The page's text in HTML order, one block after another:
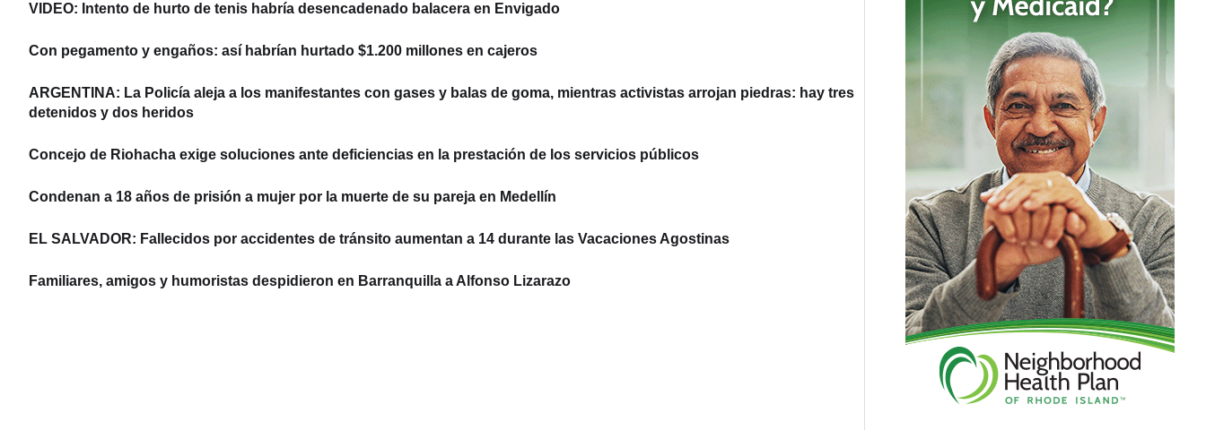
VIDEO: Intento de hurto de tenis habría desencadenado balacera en Envigado
Con pegamento y engaños: así habrían hurtado $1.200 millones en cajeros
ARGENTINA: La Policía aleja a los manifestantes con gases y balas de goma, mientras activistas arrojan piedras: hay tres
detenidos y dos heridos
Concejo de Riohacha exige soluciones ante deficiencias en la prestación de los servicios públicos
Condenan a 18 años de prisión a mujer por la muerte de su pareja en Medellín
EL SALVADOR: Fallecidos por accidentes de tránsito aumentan a 14 durante las Vacaciones Agostinas
Familiares, amigos y humoristas despidieron en Barranquilla a Alfonso Lizarazo